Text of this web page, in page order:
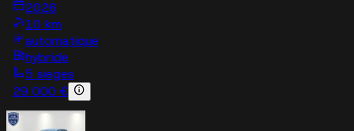
2026
10 km
automatique
hybride
5 sieges
29 000 €